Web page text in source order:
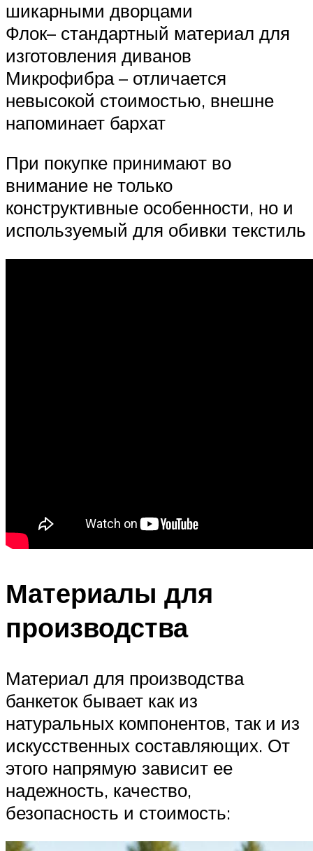
шикарными дворцами
Флок– стандартный материал для
изготовления диванов
Микрофибра – отличается
невысокой стоимостью, внешне
напоминает бархат
При покупке принимают во
внимание не только
конструктивные особенности, но и
используемый для обивки текстиль
Материалы для
производства
Материал для производства
банкеток бывает как из
натуральных компонентов, так и из
искусственных составляющих. От
этого напрямую зависит ее
надежность, качество,
безопасность и стоимость: